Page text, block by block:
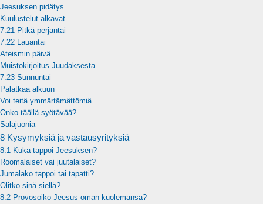
Jeesuksen pidätys
Kuulustelut alkavat
7.21 Pitkä perjantai
7.22 Lauantai
Ateismin päivä
Muistokirjoitus Juudaksesta
7.23 Sunnuntai
Palatkaa alkuun
Voi teitä ymmärtämättömiä
Onko täällä syötävää?
Salajuonia
8 Kysymyksiä ja vastausyrityksiä
8.1 Kuka tappoi Jeesuksen?
Roomalaiset vai juutalaiset?
Jumalako tappoi tai tapatti?
Olitko sinä siellä?
8.2 Provosoiko Jeesus oman kuolemansa?